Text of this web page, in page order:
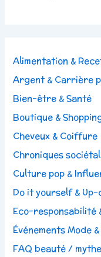
Alimentation &
Argent & Carrière
Bien-être & Santé
Boutique &
Cheveux & Coiffure
Chroniques
Culture pop &
Do it yourself &
Eco-responsabilité
Événements Mode
FAQ beauté /